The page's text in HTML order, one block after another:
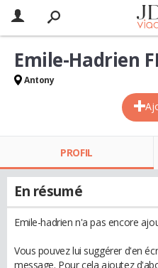
Emile-Hadrien
Antony
PROFIL
En résumé
Emile-hadrien n'a pas encore
Vous pouvez lui suggérer d'en
message. Pour cela ajoutez